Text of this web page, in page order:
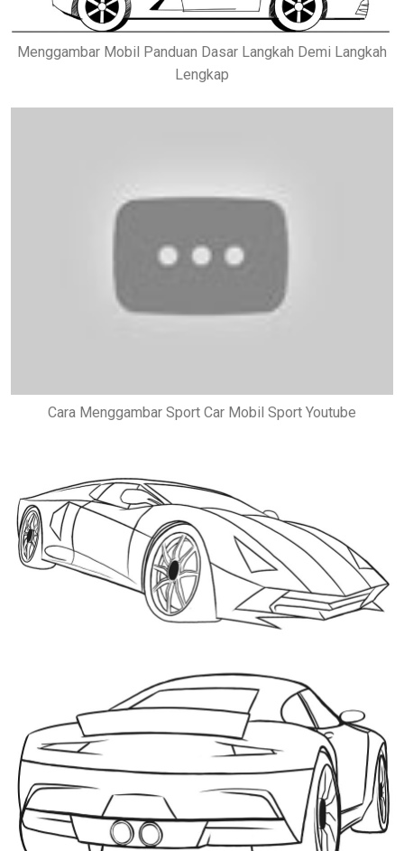
Menggambar Mobil Panduan Dasar Langkah Demi Langkah
Lengkap
Cara Menggambar Sport Car Mobil Sport Youtube